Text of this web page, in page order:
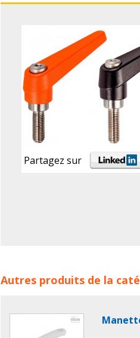
Partagez sur
manettes manette
Autres produits de la